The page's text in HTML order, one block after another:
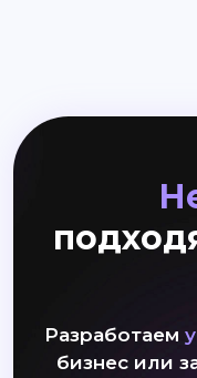
Разработаем
бизнес или